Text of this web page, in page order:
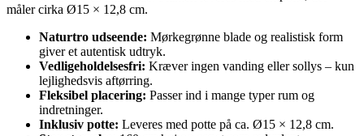
måler cirka Ø15 × 12,8 cm.
Naturtro udseende: Mørkegrønne blade og realistisk form
giver et autentisk udtryk.
Vedligeholdelsesfri: Kræver ingen vanding eller sollys – kun
lejlighedsvis aftørring.
Fleksibel placering: Passer ind i mange typer rum og
indretninger.
Inklusiv potte: Leveres med potte på ca. Ø15 × 12,8 cm.